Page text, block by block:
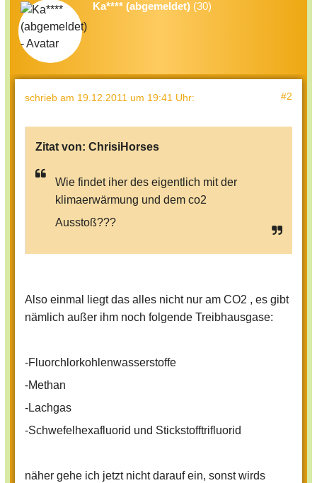
Ka**** (abgemeldet) (30)
schrieb am 19.12.2011 um 19:41 Uhr: #2
Zitat von: ChrisiHorses
Wie findet iher des eigentlich mit der
klimaerwärmung und dem co2
Ausstoß???
Also einmal liegt das alles nicht nur am CO2 , es gibt
nämlich außer ihm noch folgende Treibhausgase:
-Fluorchlorkohlenwasserstoffe
-Methan
-Lachgas
-Schwefelhexafluorid und Stickstofftrifluorid
näher gehe ich jetzt nicht darauf ein, sonst wirds